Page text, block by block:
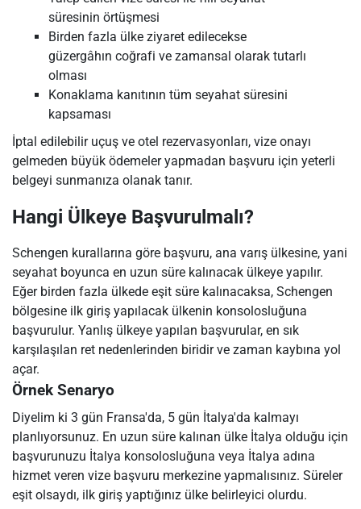
süresinin örtüşmesi
Birden fazla ülke ziyaret edilecekse
güzergâhın coğrafi ve zamansal olarak tutarlı
olması
Konaklama kanıtının tüm seyahat süresini
kapsaması
İptal edilebilir uçuş ve otel rezervasyonları, vize onayı
gelmeden büyük ödemeler yapmadan başvuru için yeterli
belgeyi sunmanıza olanak tanır.
Hangi Ülkeye Başvurulmalı?
Schengen kurallarına göre başvuru, ana varış ülkesine, yani
seyahat boyunca en uzun süre kalınacak ülkeye yapılır.
Eğer birden fazla ülkede eşit süre kalınacaksa, Schengen
bölgesine ilk giriş yapılacak ülkenin konsolosluğuna
başvurulur. Yanlış ülkeye yapılan başvurular, en sık
karşılaşılan ret nedenlerinden biridir ve zaman kaybına yol
açar.
Örnek Senaryo
Diyelim ki 3 gün Fransa'da, 5 gün İtalya'da kalmayı
planlıyorsunuz. En uzun süre kalınan ülke İtalya olduğu için
başvurunuzu İtalya konsolosluğuna veya İtalya adına
hizmet veren vize başvuru merkezine yapmalısınız. Süreler
eşit olsaydı, ilk giriş yaptığınız ülke belirleyici olurdu.